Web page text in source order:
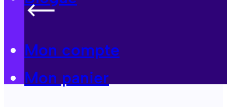
Mon compte
Mon panier